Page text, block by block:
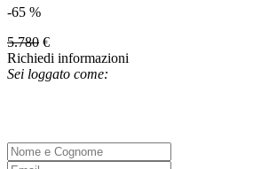
-65 %
5.780 €
Richiedi informazioni
Sei loggato come: